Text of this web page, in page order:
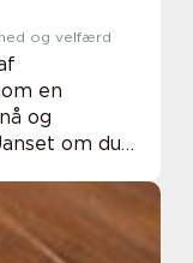
og velfærd
en
og
om du
til pe...